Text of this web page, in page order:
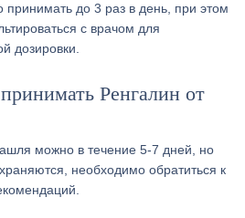
до 3 раз в день, при этом
с врачом для
дозировки.
Ренгалин от
можно в течение 5-7 дней, но
необходимо обратиться к